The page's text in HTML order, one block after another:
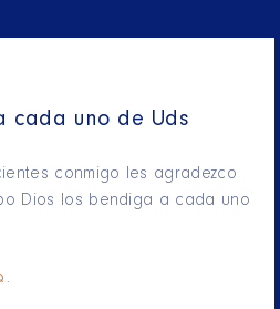
cada uno de Uds
conmigo les agradezco
Dios los bendiga a cada uno